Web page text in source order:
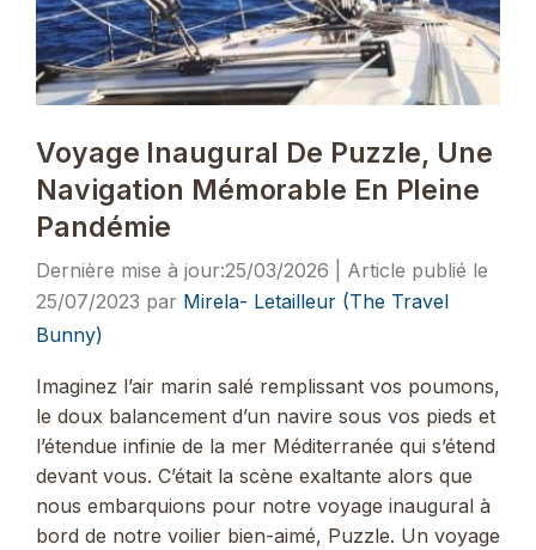
Voyage Inaugural De Puzzle, Une
Navigation Mémorable En Pleine
Pandémie
25/03/2026
25/07/2023 par Mirela- Letailleur (The Travel
Bunny)
Imaginez l’air marin salé remplissant vos poumons,
le doux balancement d’un navire sous vos pieds et
l’étendue infinie de la mer Méditerranée qui s’étend
devant vous. C’était la scène exaltante alors que
nous embarquions pour notre voyage inaugural à
bord de notre voilier bien-aimé, Puzzle. Un voyage